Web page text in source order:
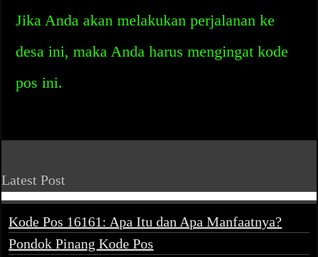
Jika Anda akan melakukan perjalanan ke
desa ini, maka Anda harus mengingat kode
pos ini.
Latest Post
Kode Pos 16161: Apa Itu dan Apa Manfaatnya?
Pondok Pinang Kode Pos